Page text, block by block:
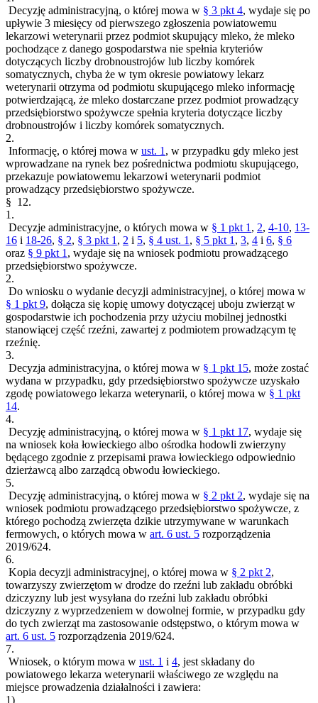
Decyzję administracyjną, o której mowa w § 3 pkt 4, wydaje się po
upływie 3 miesięcy od pierwszego zgłoszenia powiatowemu
lekarzowi weterynarii przez podmiot skupujący mleko, że mleko
pochodzące z danego gospodarstwa nie spełnia kryteriów
dotyczących liczby drobnoustrojów lub liczby komórek
somatycznych, chyba że w tym okresie powiatowy lekarz
weterynarii otrzyma od podmiotu skupującego mleko informację
potwierdzającą, że mleko dostarczane przez podmiot prowadzący
przedsiębiorstwo spożywcze spełnia kryteria dotyczące liczby
drobnoustrojów i liczby komórek somatycznych.
2.
Informację, o której mowa w ust. 1 , w przypadku gdy mleko jest
wprowadzane na rynek bez pośrednictwa podmiotu skupującego,
przekazuje powiatowemu lekarzowi weterynarii podmiot
prowadzący przedsiębiorstwo spożywcze.
§ 12.
1.
Decyzje administracyjne, o których mowa w § 1 pkt 1 , 2, 4-10, 13-
16 i 18-26, § 2, § 3 pkt 1 , 2 i 5, § 4 ust. 1 , § 5 pkt 1 , 3, 4 i 6, § 6
oraz § 9 pkt 1 , wydaje się na wniosek podmiotu prowadzącego
przedsiębiorstwo spożywcze.
2.
Do wniosku o wydanie decyzji administracyjnej, o której mowa w
§ 1 pkt 9, dołącza się kopię umowy dotyczącej uboju zwierząt w
gospodarstwie ich pochodzenia przy użyciu mobilnej jednostki
stanowiącej część rzeźni, zawartej z podmiotem prowadzącym tę
rzeźnię.
3.
Decyzja administracyjna, o której mowa w § 1 pkt 15, może zostać
wydana w przypadku, gdy przedsiębiorstwo spożywcze uzyskało
zgodę powiatowego lekarza weterynarii, o której mowa w § 1 pkt
14.
4.
Decyzję administracyjną, o której mowa w § 1 pkt 17, wydaje się
na wniosek koła łowieckiego albo ośrodka hodowli zwierzyny
będącego zgodnie z przepisami prawa łowieckiego odpowiednio
dzierżawcą albo zarządcą obwodu łowieckiego.
5.
Decyzję administracyjną, o której mowa w § 2 pkt 2, wydaje się na
wniosek podmiotu prowadzącego przedsiębiorstwo spożywcze, z
którego pochodzą zwierzęta dzikie utrzymywane w warunkach
fermowych, o których mowa w art. 6 ust. 5 rozporządzenia
2019/624.
6.
Kopia decyzji administracyjnej, o której mowa w § 2 pkt 2,
towarzyszy zwierzętom w drodze do rzeźni lub zakładu obróbki
dziczyzny lub jest wysyłana do rzeźni lub zakładu obróbki
dziczyzny z wyprzedzeniem w dowolnej formie, w przypadku gdy
do tych zwierząt ma zastosowanie odstępstwo, o którym mowa w
art. 6 ust. 5 rozporządzenia 2019/624.
7.
Wniosek, o którym mowa w ust. 1 i 4, jest składany do
powiatowego lekarza weterynarii właściwego ze względu na
miejsce prowadzenia działalności i zawiera:
1)